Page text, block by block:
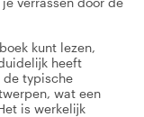
kunt lezen,
heeft
de typische
wat een
is werkelijk